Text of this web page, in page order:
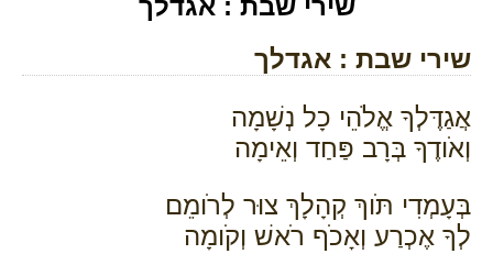
שירי שבת : אגדלך
שירי שבת : אגדלך
אֲגַדֶּלְךָ אֱלֹהֵי כָל נְשָׁמָה
וְאֹודֶךָ בְּרָב פַּחַד וְאֵימָה
בְּעָמְדִי תֹּוךְ קְהָלָךְ צוּר לְרֹומֵם
לְךָ אֶכְרַע וְאָכֹף רֹאשׁ וְקֹומָה